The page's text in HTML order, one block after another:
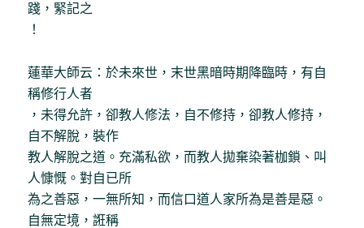
踐，緊記之
！
蓮華大師云：於未來世，末世黑暗時期降臨時，有自
稱修行人者
，未得允許，卻教人修法，自不修持，卻教人修持，
自不解脫，裝作
教人解脫之道。充滿私欲，而教人拋棄染著枷鎖、叫
人慷慨。對自已所
為之善惡，一無所知，而信口道人家所為是善是惡。
自無定境，誑稱